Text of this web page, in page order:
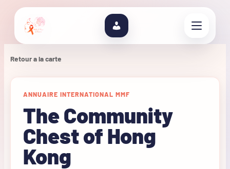
Retour a la carte
ANNUAIRE INTERNATIONAL MMF
The Community
Chest of Hong
Kong